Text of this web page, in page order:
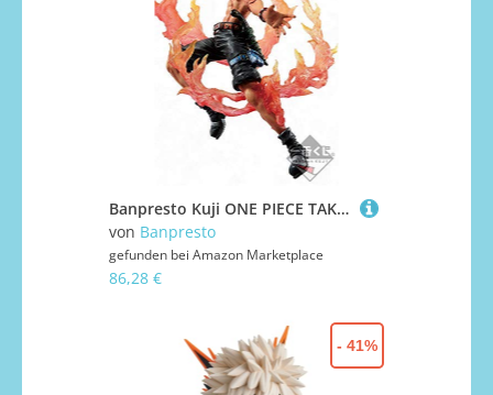
Banpresto Kuji ONE PIECE TAKUMI B Prize Portgas D. Ace Figure Figurine 18cm
von Banpresto
gefunden bei Amazon Marketplace
86,28 €
- 41%